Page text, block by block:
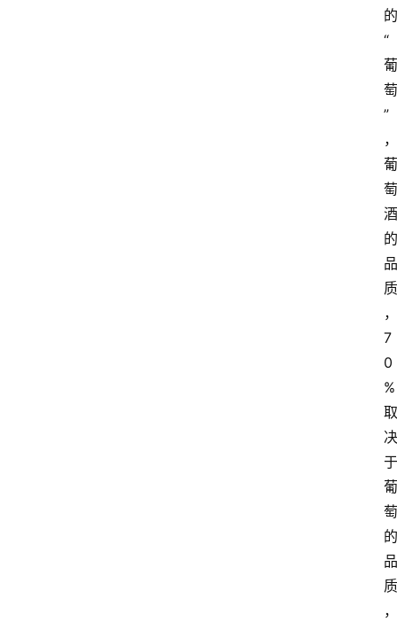
的
“
葡
萄
”
，
葡
萄
酒
的
品
质
，
7
0
%
取
决
于
葡
萄
的
品
质
，